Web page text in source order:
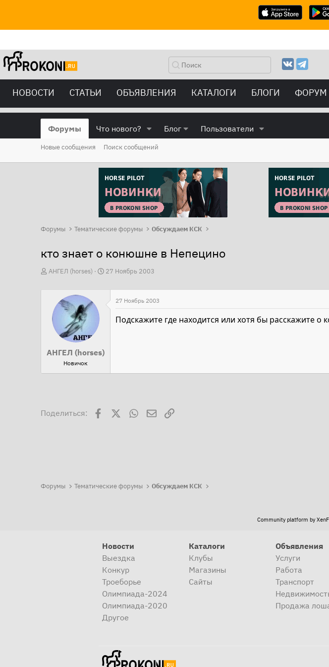
НОВОСТИ СТАТЬИ ОБЪЯВЛЕНИЯ КАТАЛОГИ БЛОГИ ФОРУМ
Форумы Что нового? Блог Пользователи
Новые сообщения Поиск сообщений
Форумы Тематические форумы Обсуждаем КСК
кто знает о конюшне в Непецино
А
м
АНГЕЛ (horses)
Д
а
27 Ноябрь 2003
АНГЕЛ (horses)
Новичок
27 Ноябрь 2003
Подскажите где находится или хотя бы расскажите
Поделиться: FacebookWhatsAppЭлектронная почта
Ссылка
Форумы Тематические форумы Обсуждаем КСК
Community platform by
Новости
Выездка
Конкур
Троеборье
Олимпиада-2024
Олимпиада-2020
Другое
Каталоги
Клубы
Магазины
Сайты
Объявления
Услуги
Работа
Транспорт
Продажа